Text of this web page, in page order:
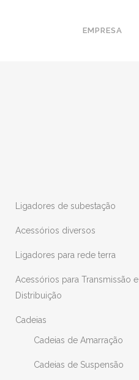
EMPRESA
Ligadores de subestação
Acessórios diversos
Ligadores para rede terra
Acessórios para Transmissão e
Distribuição
Cadeias
Cadeias de Amarração
Cadeias de Suspensão